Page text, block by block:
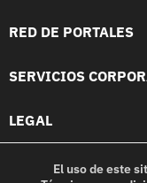
RED DE PORTALES
SERVICIOS
LEGAL
El uso de este